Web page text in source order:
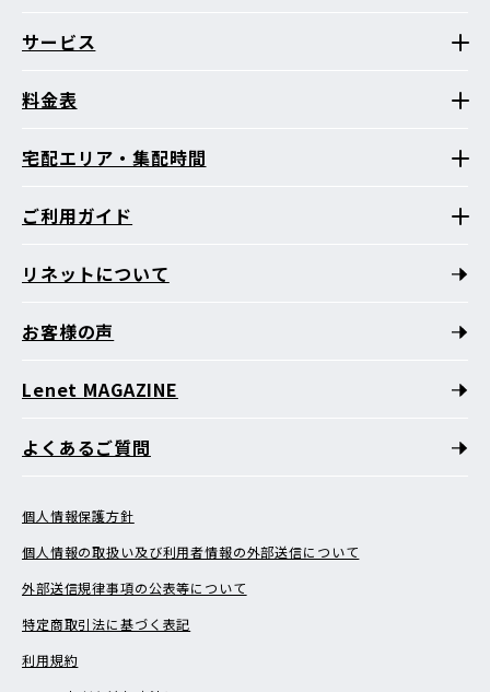
サービス
料金表
宅配エリア・集配時間
ご利用ガイド
リネットについて
お客様の声
Lenet MAGAZINE
よくあるご質問
個人情報保護方針
個人情報の取扱い及び利用者情報の外部送信について
外部送信規律事項の公表等について
特定商取引法に基づく表記
利用規約